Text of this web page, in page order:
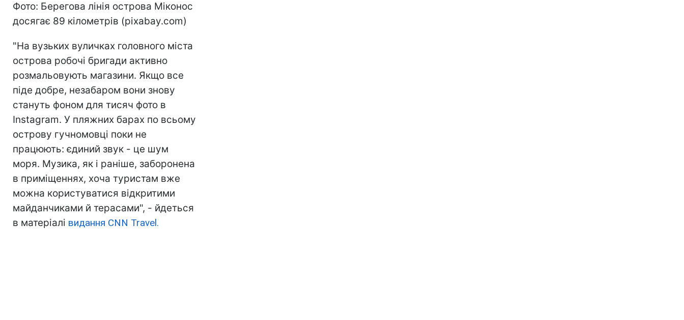
Фото: Берегова лінія острова Міконос
досягає 89 кілометрів (pixabay.com)
"На вузьких вуличках головного міста
острова робочі бригади активно
розмальовують магазини. Якщо все
піде добре, незабаром вони знову
стануть фоном для тисяч фото в
Instagram. У пляжних барах по всьому
острову гучномовці поки не
працюють: єдиний звук - це шум
моря. Музика, як і раніше, заборонена
в приміщеннях, хоча туристам вже
можна користуватися відкритими
майданчиками й терасами", - йдеться
в матеріалі видання CNN Travel.